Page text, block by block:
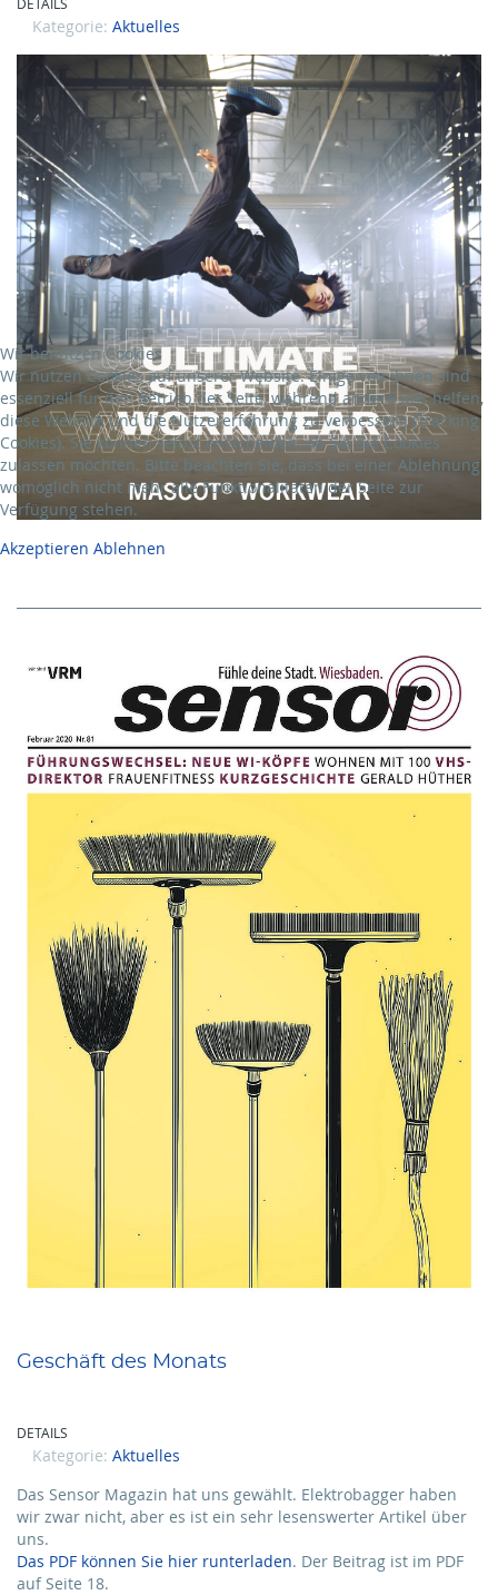
DETAILS
Kategorie: Aktuelles
Geschäft des Monats
DETAILS
Kategorie: Aktuelles
Das Sensor Magazin hat uns gewählt. Elektrobagger haben
wir zwar nicht, aber es ist ein sehr lesenswerter Artikel über
uns.
Das PDF können Sie hier runterladen. Der Beitrag ist im PDF
auf Seite 18.
Wir benutzen Cookies
Wir nutzen Cookies auf unserer Website. Einige von ihnen sind
essenziell für den Betrieb der Seite, während andere uns helfen,
diese Website und die Nutzererfahrung zu verbessern (Tracking
Cookies). Sie können selbst entscheiden, ob Sie die Cookies
zulassen möchten. Bitte beachten Sie, dass bei einer Ablehnung
womöglich nicht mehr alle Funktionalitäten der Seite zur
Verfügung stehen.
Akzeptieren Ablehnen